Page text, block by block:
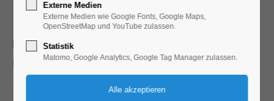
Allgemein
Baby-Wickelraum
Barrierefrei
mehr lesen
Externe Medien
Externe Medien wie Google Fonts, Google Maps,
OpenStreetMap und YouTube zulassen.
Statistik
Matomo, Google Analytics, Google Tag Manager zulassen.